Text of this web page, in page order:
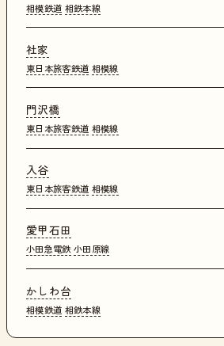
相模鉄道 相鉄本線
社家
東日本旅客鉄道 相模線
門沢橋
東日本旅客鉄道 相模線
入谷
東日本旅客鉄道 相模線
愛甲石田
小田急電鉄 小田原線
かしわ台
相模鉄道 相鉄本線